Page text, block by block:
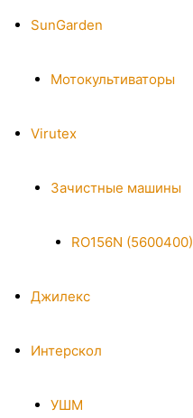
SunGarden
Мотокультиваторы
Virutex
Зачистные машины
RO156N (5600400)
Джилекс
Интерскол
УШМ